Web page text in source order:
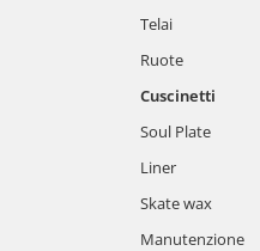
Telai
Ruote
Cuscinetti
Soul Plate
Liner
Skate wax
Manutenzione